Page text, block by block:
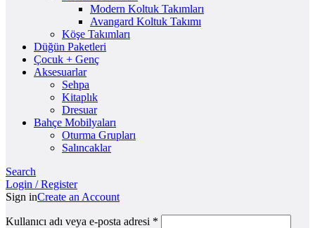
Modern Koltuk Takımları
Avangard Koltuk Takımı
Köşe Takımları
Düğün Paketleri
Çocuk + Genç
Aksesuarlar
Sehpa
Kitaplık
Dresuar
Bahçe Mobilyaları
Oturma Grupları
Salıncaklar
Search
Login / Register
Sign inCreate an Account
Kullanıcı adı veya e-posta adresi *